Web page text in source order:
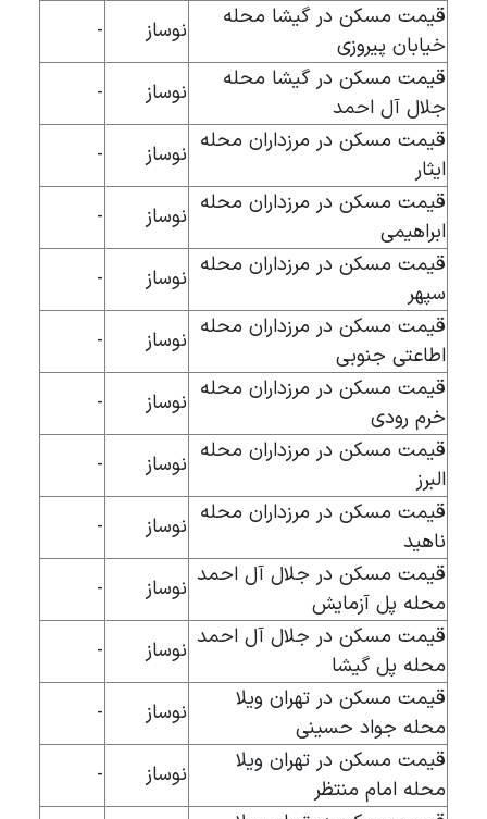
قیمت مسکن در گیشا محله
خیابان پیروزی
نوساز
-
قیمت مسکن در گیشا محله
جلال آل احمد
نوساز
-
قیمت مسکن در مرزداران محله
ایثار
نوساز
-
قیمت مسکن در مرزداران محله
ابراهیمی
نوساز
-
قیمت مسکن در مرزداران محله
سپهر
نوساز
-
قیمت مسکن در مرزداران محله
اطاعتی جنوبی
نوساز
-
قیمت مسکن در مرزداران محله
خرم رودی
نوساز
-
قیمت مسکن در مرزداران محله
البرز
نوساز
-
قیمت مسکن در مرزداران محله
ناهید
نوساز
-
قیمت مسکن در جلال آل احمد
محله پل آزمایش
نوساز
-
قیمت مسکن در جلال آل احمد
محله پل گیشا
نوساز
-
قیمت مسکن در تهران ویلا
محله جواد حسینی
نوساز
-
قیمت مسکن در تهران ویلا
محله امام منتظر
نوساز
-